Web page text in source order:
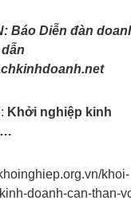
Báo Diễn đàn
Khởi nghiệp kinh
khoi-
doanh-can-than-